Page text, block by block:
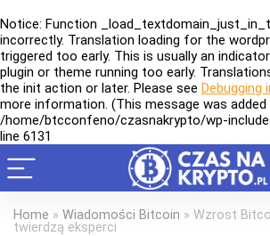
Notice: Function
incorrectly. Translation loading for the
triggered too early. This is usually an
plugin or theme running too early.
the init action or later. Please see Debugging
more information. (This message was added
/home/btcconfeno/czasnakrypto/wp-
line 6131
Home » Wiadomości Bitcoin » Wzrost
twierdzą eksperci